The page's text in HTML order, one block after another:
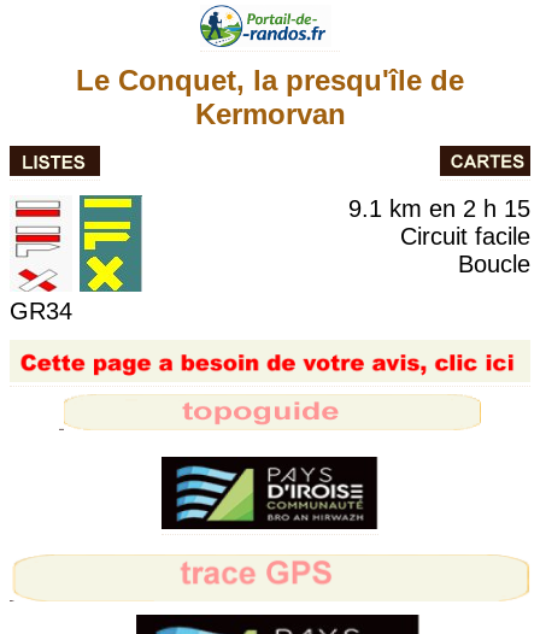
Le Conquet, la presqu'île de
Kermorvan
9.1 km en 2 h 15
Circuit facile
Boucle
GR34